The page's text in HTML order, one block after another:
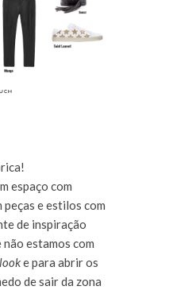
espaço com
peças e estilos com
de inspiração
não estamos com
looke para abrir os
de sair da zona